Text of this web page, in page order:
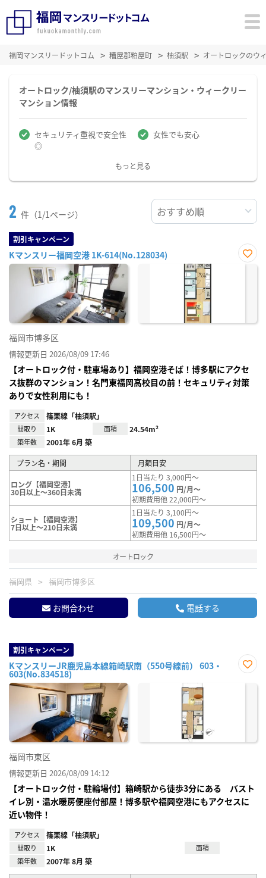
福岡マンスリードットコム 糟屋郡粕屋町 柚須駅 オートロックのウ
オートロック/柚須駅のマンスリーマンション・ウィークリー
マンション情報
セキュリティ重視で安全性
◎
女性でも安心
もっと見る
2 件（1/1ページ）
割引キャンペーン
Kマンスリー福岡空港 1K-614(No.128034)
お気
福岡市博多区
情報更新日 2026/08/09 17:46
【オートロック付・駐車場あり】福岡空港そば！博多駅にアクセ
ス抜群のマンション！名門東福岡高校目の前！セキュリティ対策
ありで女性利用にも！
アクセス 篠栗線「柚須駅」
間取り 1K 面積 24.54m²
築年数 2001年 6月 築
プラン名・期間 月額目安
ロング【福岡空港】
30日以上～360日未満
1日当たり 3,000円～
106,500 円/月～
初期費用他 22,000円～
ショート【福岡空港】
7日以上～210日未満
1日当たり 3,100円～
109,500 円/月～
初期費用他 16,500円～
オートロック
福岡県 福岡市博多区
お問合わせ 電話する
割引キャンペーン
KマンスリーJR鹿児島本線箱崎駅南（550号線前） 603・
603(No.834518)
に入
福岡市東区
情報更新日 2026/08/09 14:12
【オートロック付・駐輪場付】箱崎駅から徒歩3分にある バスト
イレ別・温水暖房便座付部屋！博多駅や福岡空港にもアクセスに
近い物件！
アクセス 篠栗線「柚須駅」
間取り 1K
面積
築年数
2007年 8月 築